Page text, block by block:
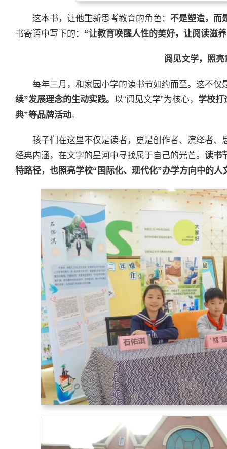
这本书，让他重新思考教育的角色： 不是塑造，而
书寄语中写下的： “让教育唤醒人性的美好，让阅读滋
阅见文学，照亮
每年三月，和家园小学的读书节如约而至。这不仅
续”发展理念的生动实践。以“阅见文学”为核心， 学校打
典”等品牌活动。
孩子们在这里不仅是读者，更是创作者、演绎者
经典内涵，在文字的星河中寻找属于自己的光芒。 读书
特路径，也照亮学校“国际化、现代化”办学方向中的人